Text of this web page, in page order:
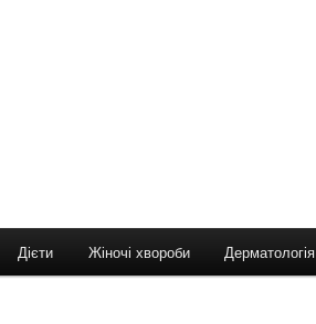
Дієти Жіночі хвороби Дерматологія